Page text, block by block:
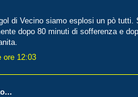
di Vecino siamo esplosi un pò
dopo 80 minuti di sofferenza e
ore 12:03